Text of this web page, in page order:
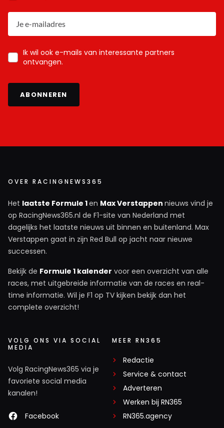
Ik wil ook e-mails van interessante partners
ontvangen.
ABONNEREN
OVER RACINGNEWS365
Het laatste Formule 1en Max Verstappen nieuws vind je
op RacingNews365.nl de F1-site van Nederland met
dagelijks het laatste nieuws uit binnen en buitenland. Max
Verstappen gaat in zijn Red Bull op jacht naar nieuwe
successen.
Bekijk de Formule 1 kalender voor een overzicht van alle
races, met uitgebreide informatie van de races en real-
time informatie. Wil je F1 op TV kijken bekijk dan het
complete overzicht!
VOLG ONS VIA SOCIAL
MEDIA
Volg RacingNews365 via je
favoriete social media
kanalen!
Facebook
MEER RN365
Redactie
Service & contact
Adverteren
Werken bij RN365
RN365.agency